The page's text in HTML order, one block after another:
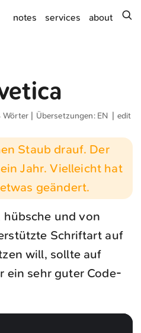
notes services about
Wörter | Übersetzungen: EN edit
Staub drauf. Der
Jahr. Vielleicht hat
geändert.
hübsche und von
Schriftart auf
will, sollte auf
ein sehr guter Code-